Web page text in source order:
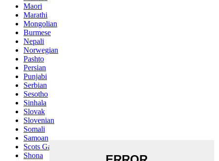
Maori
Marathi
Mongolian
Burmese
Nepali
Norwegian
Pashto
Persian
Punjabi
Serbian
Sesotho
Sinhala
Slovak
Slovenian
Somali
Samoan
Scots Gaelic
Shona